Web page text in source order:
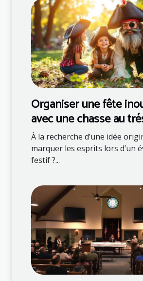
Organiser une fête
avec une chasse au
thématique
À la recherche d’une idée
marquer les esprits lors d’un
festif ?...